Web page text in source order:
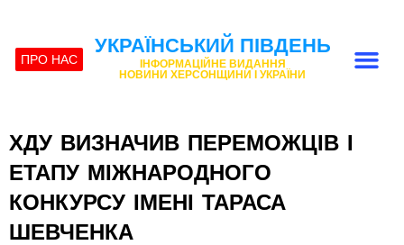
ПРО НАС
УКРАЇНСЬКИЙ ПІВДЕНЬ
ІНФОРМАЦІЙНЕ ВИДАННЯ
НОВИНИ ХЕРСОНЩИНИ І УКРАЇНИ
ХДУ ВИЗНАЧИВ ПЕРЕМОЖЦІВ І
ЕТАПУ МІЖНАРОДНОГО
КОНКУРСУ ІМЕНІ ТАРАСА
ШЕВЧЕНКА